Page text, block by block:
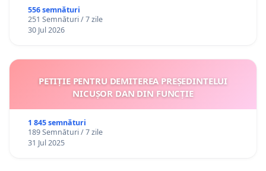
556 semnături
251 Semnături / 7 zile
30 Jul 2026
PETIȚIE PENTRU DEMITEREA PREȘEDINTELUI
NICUȘOR DAN DIN FUNCȚIE
1 845 semnături
189 Semnături / 7 zile
31 Jul 2025